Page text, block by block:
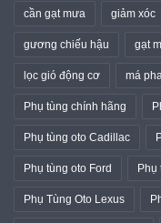
cần gạt mưa giảm xóc
gương chiếu hậu gạt
lọc gió động cơ má
Phụ tùng chính hãng
Phụ tùng oto Cadillac
Phụ tùng oto Ford Phụ
Phụ Tùng Oto Lexus